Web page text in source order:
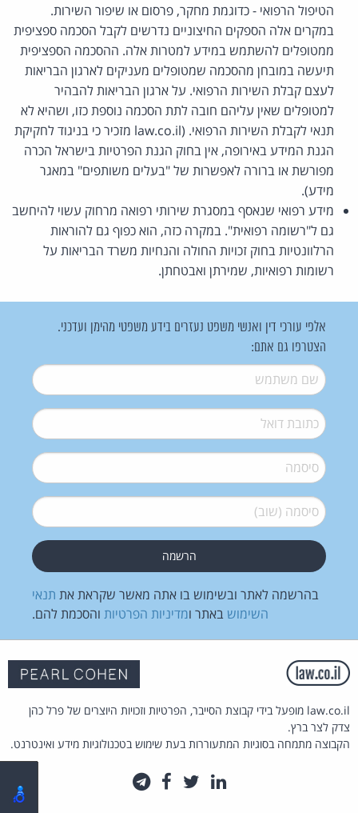
הטיפול הרפואי - כדוגמת מחקר, פרסום או שיפור השירות.
במקרים אלה הספקים החיצוניים נדרשים לקבל הסכמה ספציפית
ממטופלים להשתמש במידע למטרות אלה. ההסכמה הספציפית
תיעשה במובחן מהסכמה שמטופלים מעניקים לארגון הבריאות
לעצם קבלת השירות הרפואי. על ארגון הבריאות להבהיר
למטופלים שאין עליהם חובה לתת הסכמה נוספת כזו, ושהיא לא
תנאי לקבלת השירות הרפואי. (law.co.il מזכיר כי בניגוד לחקיקת
הגנת המידע באירופה, אין בחוק הגנת הפרטיות בישראל הכרה
מפורשת או ברורה לאפשרות של "בעלים משותפים" במאגר
מידע).
מידע רפואי שנאסף במסגרת שירותי רפואה מרחוק עשוי להיחשב
גם ל"רשומה רפואית". במקרה כזה, הוא כפוף גם להוראות
הרלוונטיות בחוק זכויות החולה והנחיות משרד הבריאות על
רשומות רפואיות, שמירתן ואבטחתן.
אלפי עורכי דין ואנשי משפט נעזרים בידע משפטי מהימן ועדכני.
הצטרפו גם אתם:
שם משתמש*
דואל*
סיסמה*
סיסמה (שוב)*
בהרשמה לאתר ובשימוש בו אתה מאשר שקראת את תנאי
השימוש באתר ומדיניות הפרטיות והסכמת להם.
law.co.il מופעל בידי קבוצת הסייבר, הפרטיות וזכויות היוצרים של פרל כהן
צדק לצר ברץ.
הקבוצה מתמחה בסוגיות המתעוררות בעת שימוש בטכנולוגיות מידע ואינטרנט.
לינקדאין
טוויטרפייסבוק